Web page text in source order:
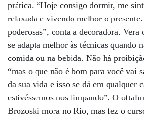
prática. “Hoje consigo dormir, me
relaxada e vivendo melhor o
poderosas”, conta a decoradora. Vera
se adapta melhor às técnicas quando
comida ou na bebida. Não há
“mas o que não é bom para você vai
da sua vida e isso se dá em qualquer
estivéssemos nos limpando”. O
Brozoski mora no Rio, mas fez o